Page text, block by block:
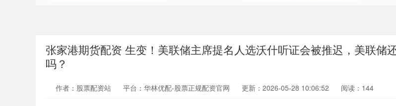
张家港期货配资 生变！美联储主席提名人选沃什听证会被推迟，美联储
吗？
作者：股票配资站 平台：华林优配-股票正规配资官网 更新：2026-05-28 10:06:52 阅读：144